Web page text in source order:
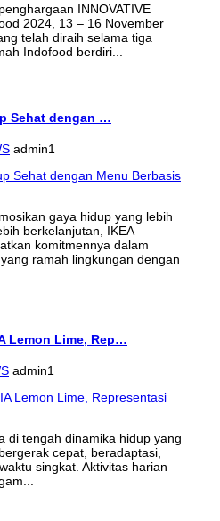
INNOVATIVE
2024, 13 – 16 November
telah diraih selama tiga
Indofood berdiri...
Sehat dengan …
admin1
gaya hidup yang lebih
berkelanjutan, IKEA
komitmennya dalam
ramah lingkungan dengan
Lemon Lime, Rep…
admin1
di tengah dinamika hidup yang
cepat, beradaptasi,
singkat. Aktivitas harian